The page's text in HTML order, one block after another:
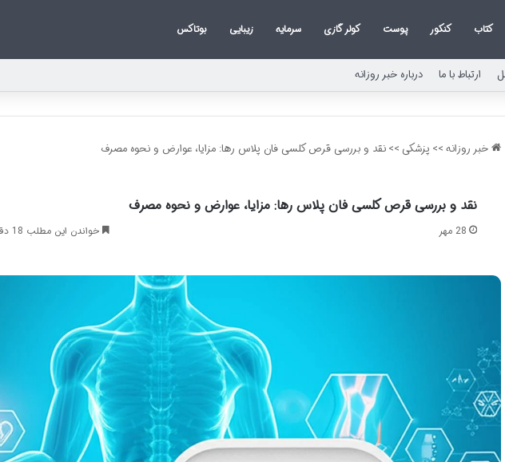
کتاب کنکور پوست کولر گازی سرمایه زیبایی بوتاکس
ارتباط با ما درباره خبر روزانه
خبر روزانه>> پزشکی >> نقد و بررسی قرص کلسی فان پلاس رها: مزایا، عوارض و نحوه مصرف
نقد و بررسی قرص کلسی فان پلاس رها: مزایا، عوارض و نحوه مصرف
28 مهر خواندن این مطلب 18 دقیقه زمان میبرد